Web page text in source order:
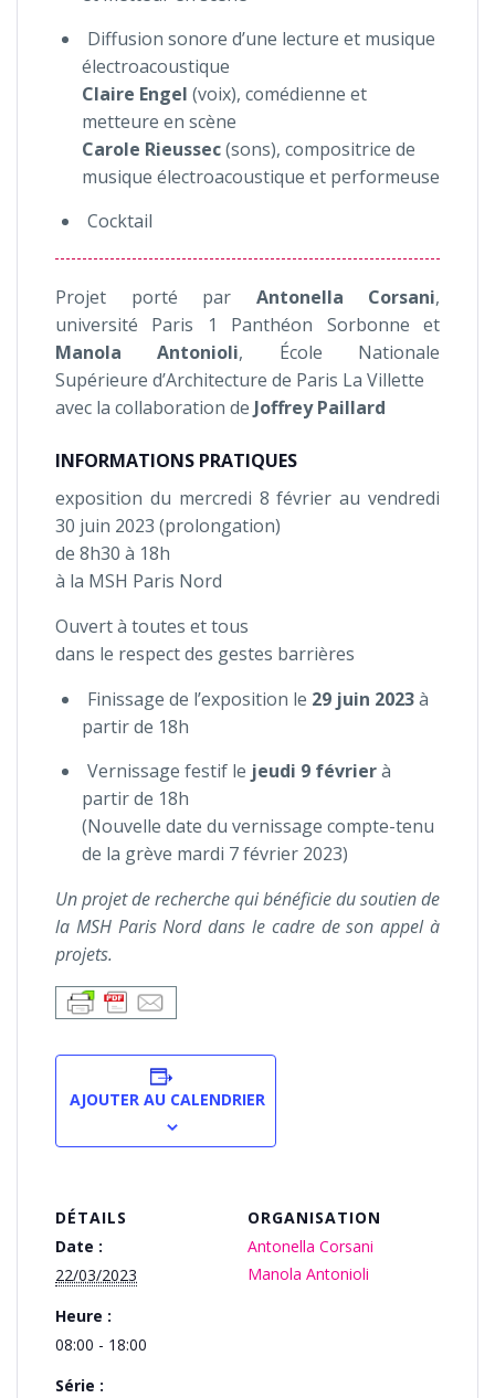
Diffusion sonore d’une lecture et musique
électroacoustique
Claire Engel (voix), comédienne et
metteure en scène
Carole Rieussec(sons), compositrice de
musique électroacoustique et performeuse
Cocktail
Projet porté par Antonella Corsani,
université Paris 1 Panthéon Sorbonne et
Manola Antonioli, École Nationale
Supérieure d’Architecture de Paris La Villette
avec la collaboration de Joffrey Paillard
INFORMATIONS PRATIQUES
exposition du mercredi 8 février au vendredi
30 juin 2023 (prolongation)
de 8h30 à 18h
à la MSH Paris Nord
Ouvert à toutes et tous
dans le respect des gestes barrières
Finissage de l’exposition le 29 juin 2023à
partir de 18h
Vernissage festif le jeudi 9 févrierà
partir de 18h
(Nouvelle date du vernissage compte-tenu
de la grève mardi 7 février 2023)
Un projet de recherche qui bénéficie du soutien de
la MSH Paris Nord dans le cadre de son appel à
projets.
AJOUTER AU CALENDRIER
DÉTAILS
Date :
22/03/2023
Heure :
08:00 - 18:00
Série :
ORGANISATION
Antonella Corsani
Manola Antonioli